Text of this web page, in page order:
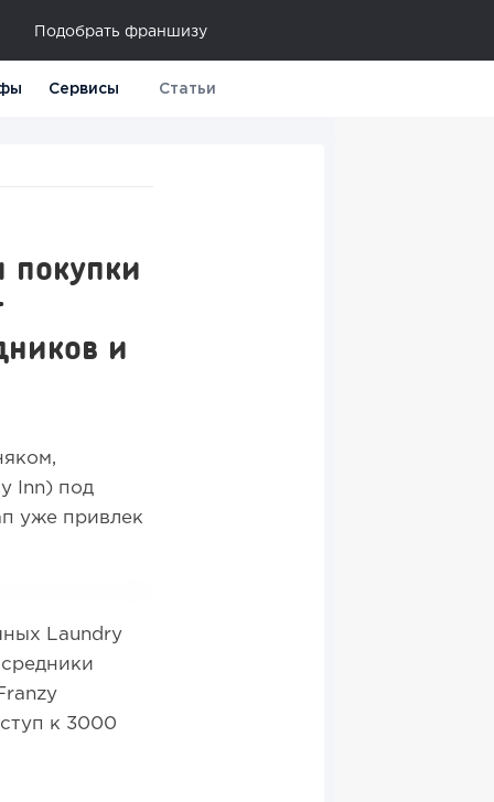
Подобрать франшизу
Сервисы Статьи
и
Inn) под
уже привлек
Laundry
к 3000